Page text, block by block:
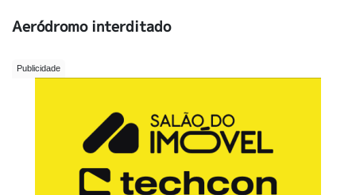
Aeródromo interditado